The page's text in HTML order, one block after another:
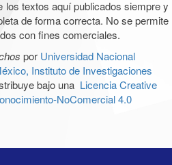
los textos aquí publicados siempre y
de forma correcta. No se permite
con fines comerciales.
por Universidad Nacional
Instituto de Investigaciones
bajo una Licencia Creative
NoComercial 4.0